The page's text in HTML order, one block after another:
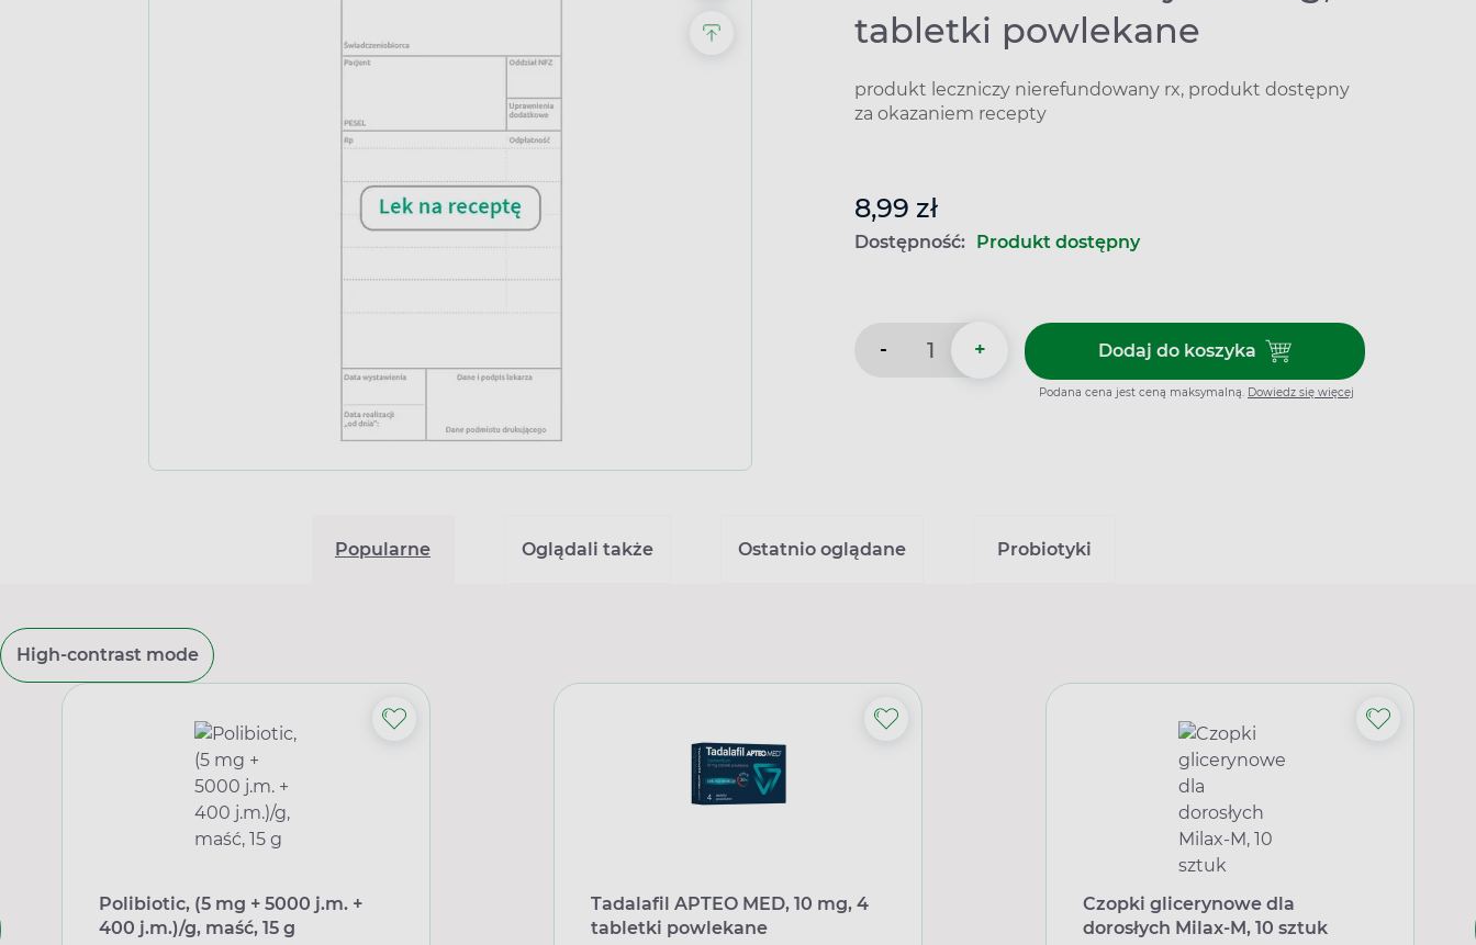
tabletki powlekane
produkt leczniczy nierefundowany rx, produkt dostępny
za okazaniem recepty
8,99 zł
Dostępność: Produkt dostępny
- + Dodaj do koszykaDodaj do koszyka Sildenafil
Podana cena jest ceną maksymalną. Dowiedz się więcej
Popularne Oglądali także Ostatnio oglądane Probiotyki
High-contrast mode
Polibiotic, (5 mg + 5000 j.m. +
400 j.m.)/g, maść, 15 g
Tadalafil APTEO MED, 10 mg, 4
tabletki powlekane
Czopki glicerynowe dla
dorosłych Milax-M, 10 sztuk